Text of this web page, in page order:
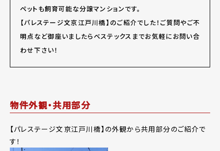
ペットも飼育可能な分譲マンションです。
【パレステージ文京江戸川橋】のご紹介でした！ご質問やご不
明点など御座いましたらベステックスまでお気軽にお問い合
わせ下さい！
物件外観・共用部分
【パレステージ文京江戸川橋】の外観から共用部分のご紹介で
す！